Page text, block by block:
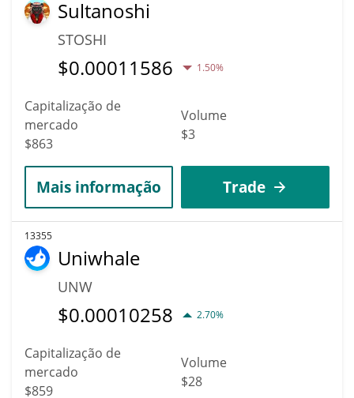
Sultanoshi
STOSHI
$0.00011586 1.50%
Capitalização de
mercado
$863
Volume
$3
Mais informação Trade
13355
Uniwhale
UNW
$0.00010258 2.70%
Capitalização de
mercado
$859
Volume
$28